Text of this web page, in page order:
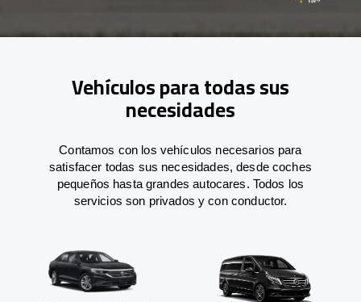
Vehículos para todas sus
necesidades
Contamos con los vehículos necesarios para
satisfacer todas sus necesidades, desde coches
pequeños hasta grandes autocares. Todos los
servicios son privados y con conductor.